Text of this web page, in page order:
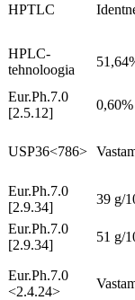
HPTLC
HPLC-
tehnoloogia
Eur.Ph.7.0
[2.5.12]
0,60%
USP36<786>
Eur.Ph.7.0
[2.9.34]
39 g/
Eur.Ph.7.0
[2.9.34]
51 g/
Eur.Ph.7.0
<2.4.24>